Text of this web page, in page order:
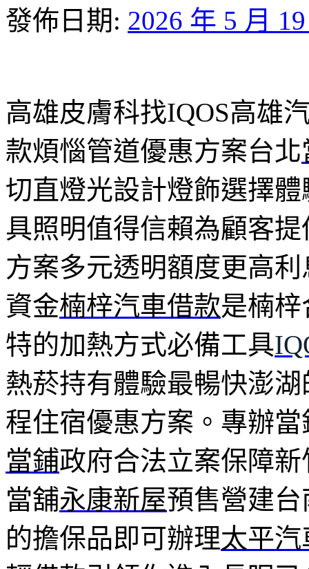
發佈日期: 2026 年 5 月
高雄皮膚科找IQOS高雄
款煩惱管道優惠方案台北
切直燈光設計燈飾選擇
具照明值得信賴為顧客
方案多元透明額度更高
資金楠梓汽車借款是楠
特的加熱方式必備工具
熱菸持有體驗最暢快澎湖
程住宿優惠方案。專辦
當鋪政府合法立案保障
當舖永康新屋預售營建
的擔保品即可辦理太平